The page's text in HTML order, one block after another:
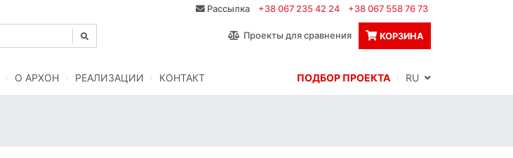
Рассылка +38 067 235 42 24 +38 067 558 76 73
Проекты для сравнения КОРЗИНА
O АРХОН РЕАЛИЗАЦИИ КОНТАКТ ПОДБОР ПРОЕКТА